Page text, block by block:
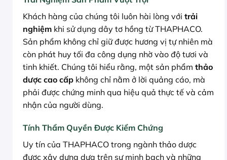
Khách hàng của chúng tôi luôn hài lòng với trải
nghiệm khi sử dụng dây tơ hồng từ THAPHACO.
Sản phẩm không chỉ giữ được hương vị tự nhiên mà
còn phát huy tối đa công dụng nhờ vào độ tươi và
tinh khiết. Chúng tôi hiểu rằng, một sản phẩm thảo
dược cao cấp không chỉ nằm ở lời quảng cáo, mà
phải được chứng minh qua hiệu quả thực tế và cảm
nhận của người dùng.
Tính Thẩm Quyền Được Kiểm Chứng
Uy tín của THAPHACO trong ngành thảo dược
được xây dựng dựa trên sự minh bạch và những